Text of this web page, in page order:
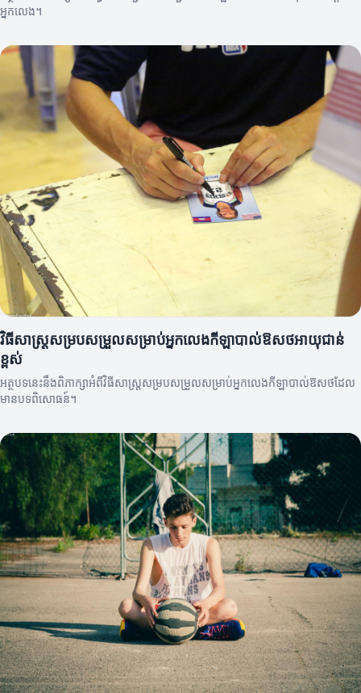
អ្នកលេង។
វិធីសាស្ត្រសម្របសម្រួលសម្រាប់អ្នកលេងកីឡាបាល់ឱសថអាយុជាន់
ខ្ពស់
អត្ថបទនេះនឹងពិភាក្សាអំពីវិធីសាស្ត្រសម្របសម្រួលសម្រាប់អ្នកលេងកីឡាបាល់ឱសថដែល
មានបទពិសោធន៍។